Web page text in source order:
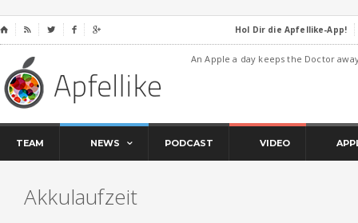
⌂     Hol Dir die Apfellike-App!
An Apple a day keeps the Doctor
TEAM NEWS PODCAST VIDEO
Akkulaufzeit